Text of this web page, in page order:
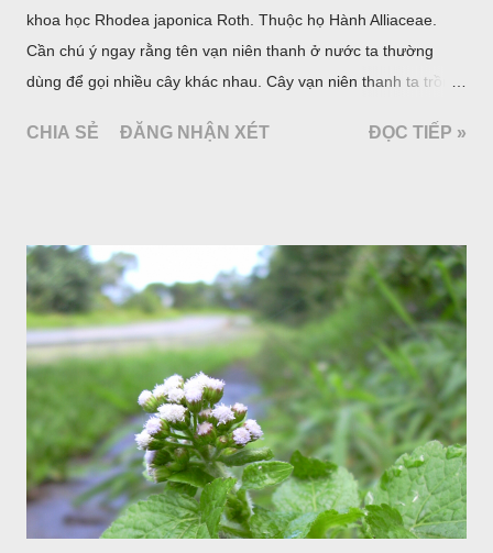
khoa học Rhodea japonica Roth. Thuộc họ Hành Alliaceae.
Cần chú ý ngay rằng tên vạn niên thanh ở nước ta thường
dùng để gọi nhiều cây khác nhau. Cây vạn niên thanh ta trồng
Araceae. Còn cây vạn niên thanh giới thiệu ở đây thuộc họ
CHIA SẺ ĐĂNG NHẬN XÉT ĐỌC TIẾP »